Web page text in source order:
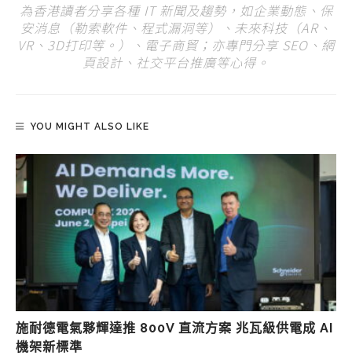
為香港讀者分享各種 IT 新聞及趨勢，如企業動態、保
安消息（勒索軟件、程式漏洞等）、未來科技（AR、
VR、3D打印等。）、電子商貿；亦專門分享 SEO、網
頁設計、社交平台推廣等心得。
YOU MIGHT ALSO LIKE
施耐德電氣夥輝達推 800V 直流方案 兆瓦級供電成 AI
機架新標準